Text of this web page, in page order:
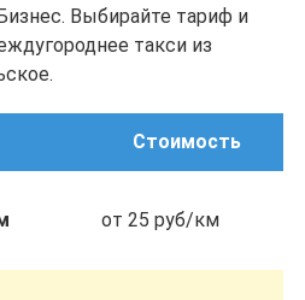
Выбирайте тариф и
такси из
Стоимость
от 25 руб/км